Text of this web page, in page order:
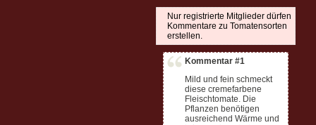
Nur registrierte Mitglieder dürfen
Kommentare zu Tomatensorten
erstellen.
Kommentar #1
Mild und fein schmeckt
diese cremefarbene
Fleischtomate. Die
Pflanzen benötigen
ausreichend Wärme und